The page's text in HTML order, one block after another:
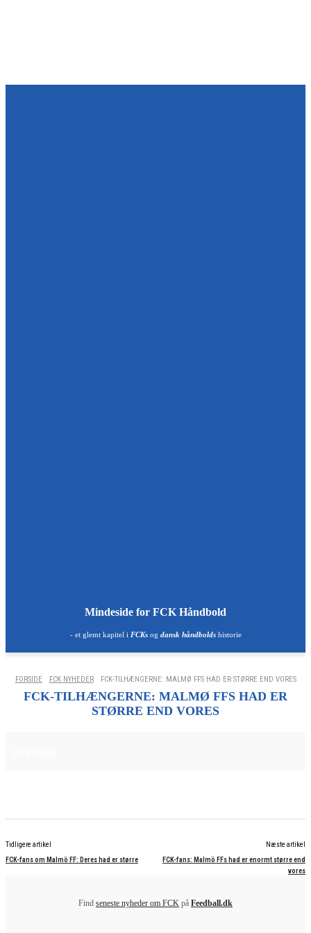
Mindeside for FCK Håndbold
- et glemt kapitel i FCKsog dansk håndboldshistorie
FORSIDE FCK NYHEDER FCK-TILHÆNGERNE: MALMØ FFS HAD ER STØRRE END VORES
FCK-TILHÆNGERNE: MALMØ FFS HAD ER
STØRRE END VORES
Tidligere artikel
FCK-fans om Malmö FF: Deres had er større
Næste artikel
FCK-fans: Malmö FFs had er enormt større end
vores
Find seneste nyheder om FCK på Feedball.dk